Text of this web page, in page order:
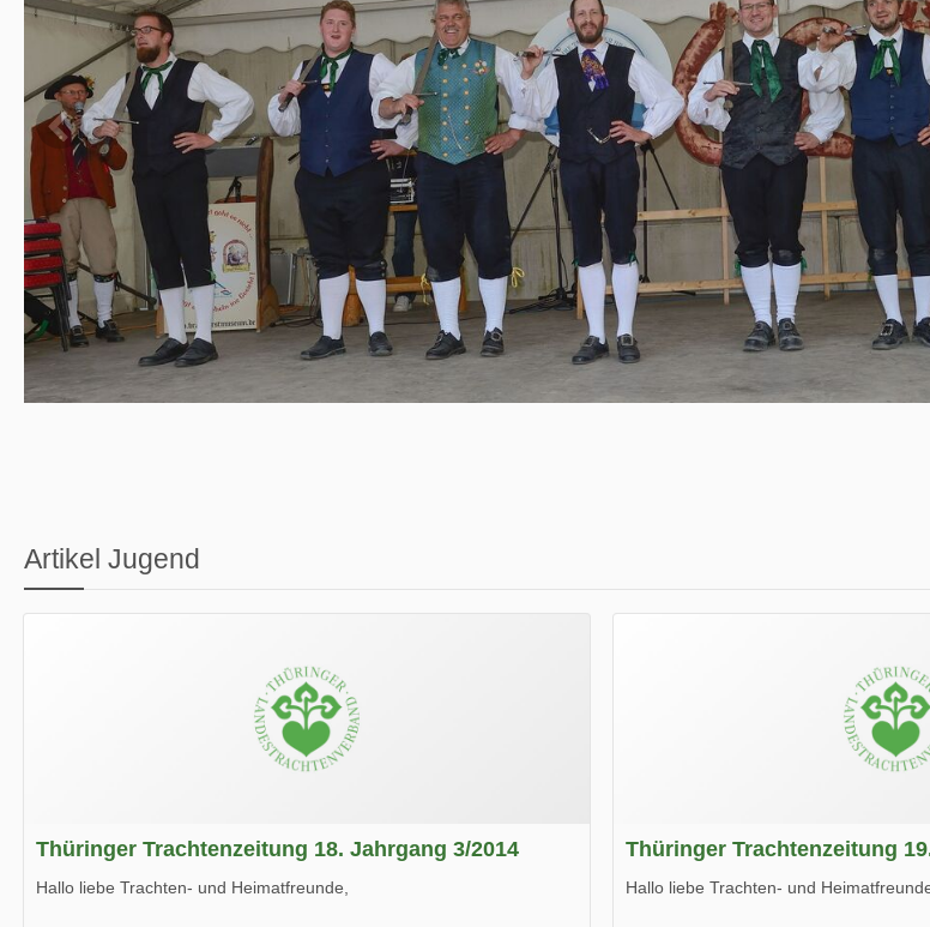
Artikel Jugend
Thüringer Trachtenzeitung 18. Jahrgang 3/2014
Hallo liebe Trachten- und Heimatfreunde,
Thüringer Trachtenzeitung
Hallo liebe Trachten- und